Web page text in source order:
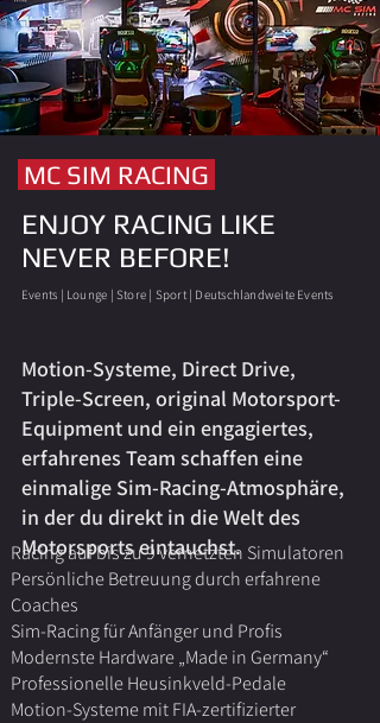
MC SIM RACING
ENJOY RACING LIKE
NEVER BEFORE!
Events | Lounge | Store | Sport | Deutschlandweite Events
Motion-Systeme, Direct Drive,
Triple-Screen, original Motorsport-
Equipment und ein engagiertes,
erfahrenes Team schaffen eine
einmalige Sim-Racing-Atmosphäre,
in der du direkt in die Welt des
Motorsports eintauchst.
Racing auf bis zu 9 vernetzten Simulatoren
Persönliche Betreuung durch erfahrene
Coaches
Sim-Racing für Anfänger und Profis
Modernste Hardware „Made in Germany“
Professionelle Heusinkveld-Pedale
Motion-Systeme mit FIA-zertifizierter